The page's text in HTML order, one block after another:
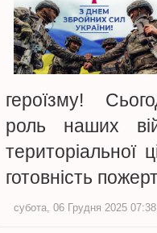
героїзму!
роль наших
територіальної
готовність
субота, 06 Грудня 2025